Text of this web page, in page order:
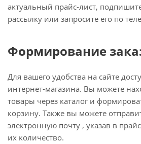
актуальный прайс-лист,
рассылку или запросите его по
Формирование
Для вашего удобства на сайте
интернет-магазина. Вы можете
товары через каталог и
корзину. Также вы можете
электронную почту , указав в
их количество.